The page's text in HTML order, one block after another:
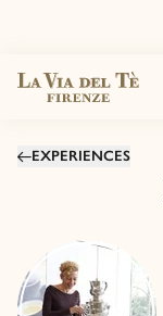
EXPERIENCES